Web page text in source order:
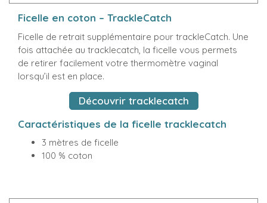
Ficelle en coton – TrackleCatch
Ficelle de retrait supplémentaire pour trackleCatch. Une
fois attachée au tracklecatch, la ficelle vous permets
de retirer facilement votre thermomètre vaginal
lorsqu’il est en place.
Découvrir tracklecatch
Caractéristiques de la ficelle tracklecatch
3 mètres de ficelle
100 % coton